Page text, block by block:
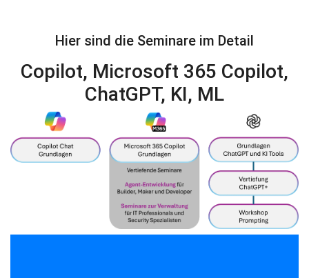
Hier sind die Seminare im Detail
Copilot, Microsoft 365 Copilot,
ChatGPT, KI, ML